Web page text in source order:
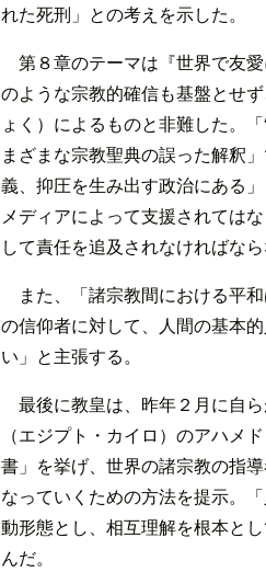
れた死刑」との考えを示した。
第８章のテーマは『世界で友
のような宗教的確信も基盤とせ
ょく）によるものと非難した。
まざまな宗教聖典の誤った解釈
義、抑圧を生み出す政治にある
メディアによって支援されては
して責任を追及されなければなら
また、「諸宗教間における平
の信仰者に対して、人間の基本
い」と主張する。
最後に教皇は、昨年２月に自
（エジプト・カイロ）のアハメ
書」を挙げ、世界の諸宗教の指
なっていくための方法を提示。
動形態とし、相互理解を根本と
んだ。